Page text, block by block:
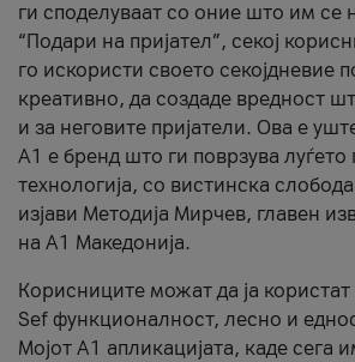
ги споделуваат со оние што им се
“Подари на пријател”, секој
го искористи своето секојдневие
креативно, да создаде вредност
и за неговите пријатели. Ова е
А1 е бренд што ги поврзува луѓето
технологија, со вистинска
изјави Методија Мирчев, главен
на А1 Македонија.
Корисниците можат да ја
Sef функционалност, лесно и
Мојот А1 апликацијата, каде сега